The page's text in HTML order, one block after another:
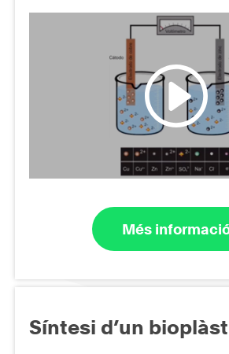
Més
Síntesi d’un